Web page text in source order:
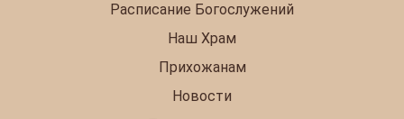
Расписание Богослужений
Наш Храм
Прихожанам
Новости